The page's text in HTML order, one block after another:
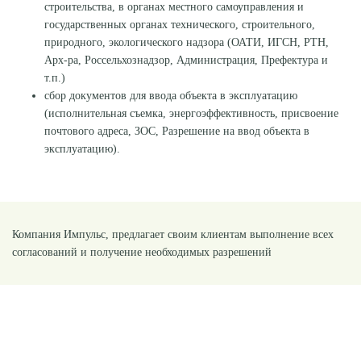
строительства, в органах местного самоуправления и
государственных органах технического, строительного,
природного, экологического надзора (ОАТИ, ИГСН, РТН,
Арх-ра, Россельхознадзор, Администрация, Префектура и
т.п.)
сбор документов для ввода объекта в эксплуатацию
(исполнительная съемка, энергоэффективность, присвоение
почтового адреса, ЗОС, Разрешение на ввод объекта в
эксплуатацию).
Компания Импульс, предлагает своим клиентам выполнение всех
согласований и получение необходимых разрешений